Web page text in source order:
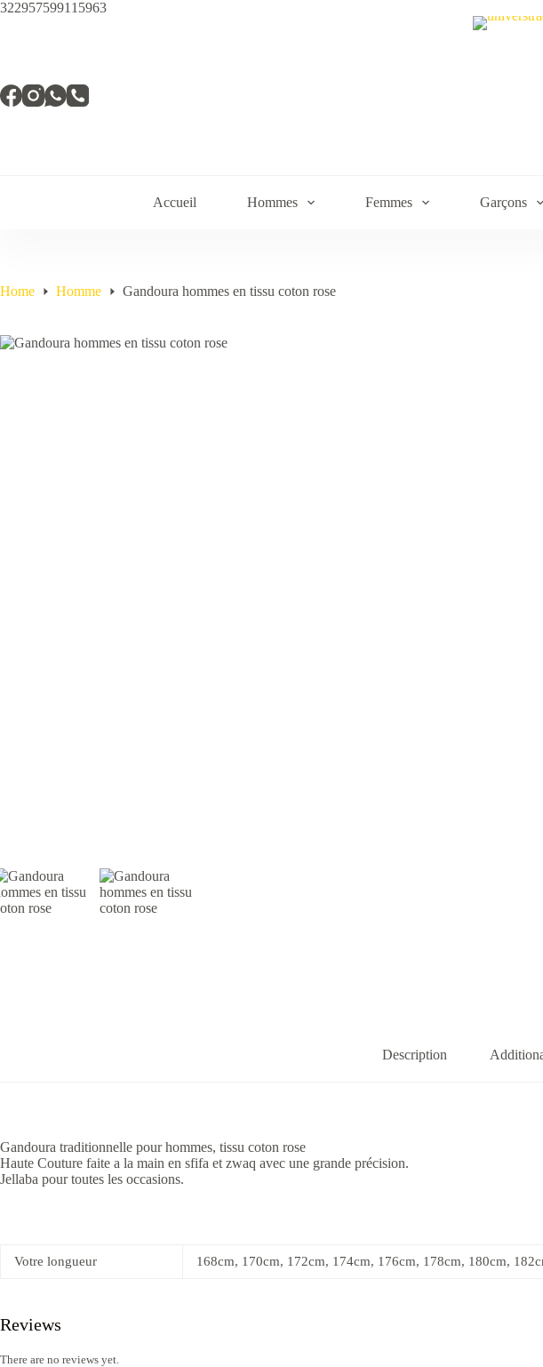
322957599115963Skip
Accueil Hommes Femmes Garçons
Home Homme Gandoura hommes en tissu coton rose
Description
Gandoura traditionnelle pour hommes, tissu coton rose
Haute Couture faite a la main en sfifa et zwaq avec une grande précision.
Jellaba pour toutes les occasions.
Votre longueur 168cm, 170cm, 172cm, 174cm, 176cm, 178cm, 180cm,
Reviews
There are no reviews yet.